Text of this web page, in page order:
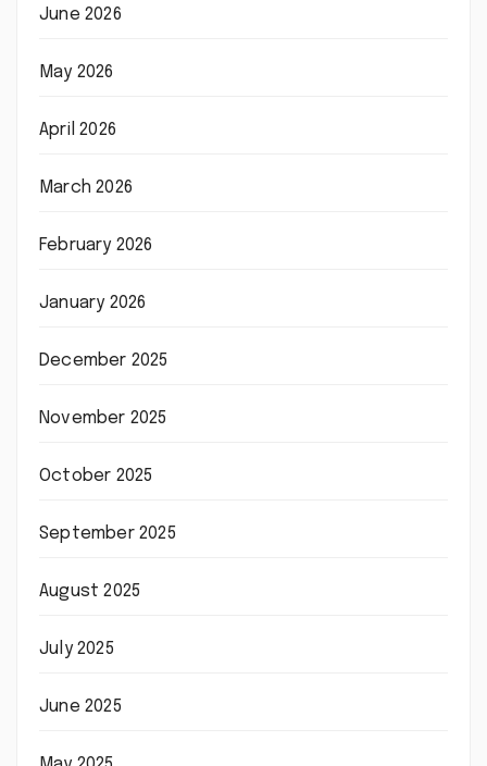
June 2026
May 2026
April 2026
March 2026
February 2026
January 2026
December 2025
November 2025
October 2025
September 2025
August 2025
July 2025
June 2025